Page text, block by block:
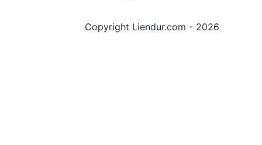
Copyright Liendur.com - 2026